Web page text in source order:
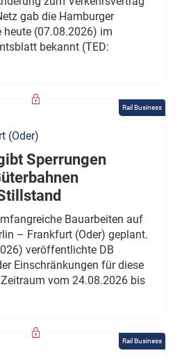
gab die Hamburger
heute (07.08.2026) im
bekannt (TED:
Rail Business
(Oder)
Sperrungen
Bauarbeiten auf
– Frankfurt (Oder) geplant.
veröffentlichte DB
Einschränkungen für diese
vom 24.08.2026 bis
Rail Business